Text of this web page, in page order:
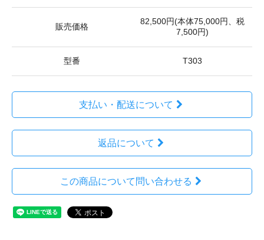
販売価格
82,500円(本体75,000円、税
7,500円)
型番 T303
支払い・配送について
返品について
この商品について問い合わせる